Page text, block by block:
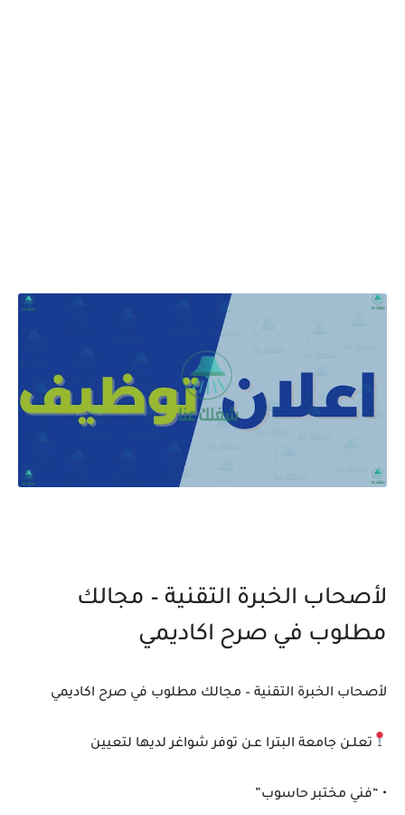
لأصحاب الخبرة التقنية – مجالك
مطلوب في صرح اكاديمي
لأصحاب الخبرة التقنية – مجالك مطلوب في صرح اكاديمي
تعلـن جامعة البترا عـن توفر شواغر لديها لتعيين
• “فني مختبر حاسوب”